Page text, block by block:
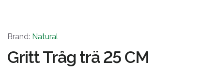
Brand: Natural
Gritt Tråg trä 25 CM